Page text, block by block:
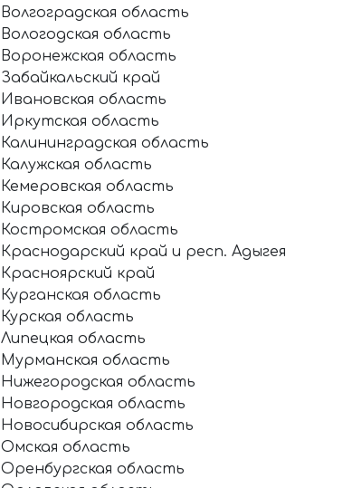
Волгоградская область
Вологодская область
Воронежская область
Забайкальский край
Ивановская область
Иркутская область
Калининградская область
Калужская область
Кемеровская область
Кировская область
Костромская область
Краснодарский край и респ. Адыгея
Красноярский край
Курганская область
Курская область
Липецкая область
Мурманская область
Нижегородская область
Новгородская область
Новосибирская область
Омская область
Оренбургская область